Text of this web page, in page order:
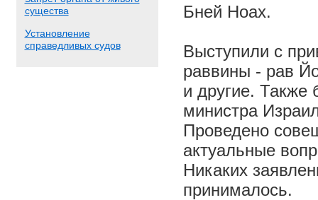
существа
Установление
справедливых судов
Бней Ноах.
Выступили с
раввины - рав
и другие. Также
министра
Проведено
актуальные
Никаких
принималось.